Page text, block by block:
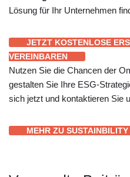
Lösung für Ihr Unternehmen
JETZT KOSTENLOSE
VEREINBAREN
Nutzen Sie die Chancen der
gestalten Sie Ihre ESG-
sich jetzt und kontaktieren Sie
MEHR ZU SUSTAINBILITY